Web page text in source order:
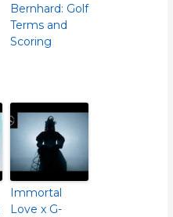
Bernhard: Golf
Terms and
Scoring
Immortal
Love x G-